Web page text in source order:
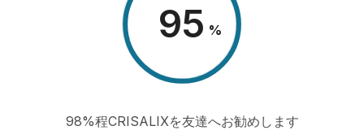
98 %
98%程CRISALIXを友達へお勧めします